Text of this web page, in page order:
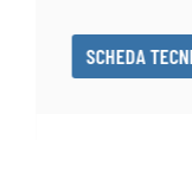
SCHEDA